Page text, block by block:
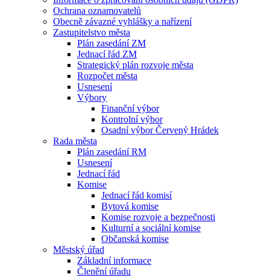
Ochrana oznamovatelů
Obecně závazné vyhlášky a nařízení
Zastupitelstvo města
Plán zasedání ZM
Jednací řád ZM
Strategický plán rozvoje města
Rozpočet města
Usnesení
Výbory
Finanční výbor
Kontrolní výbor
Osadní výbor Červený Hrádek
Rada města
Plán zasedání RM
Usnesení
Jednací řád
Komise
Jednací řád komisí
Bytová komise
Komise rozvoje a bezpečnosti
Kulturní a sociální komise
Občanská komise
Městský úřad
Základní informace
Členění úřadu